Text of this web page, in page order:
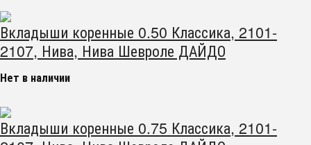
Вкладыши коренные 0.50 Классика, 2101-
2107, Нива, Нива Шевроле ДАЙДО
Нет в наличии
Вкладыши коренные 0.75 Классика, 2101-